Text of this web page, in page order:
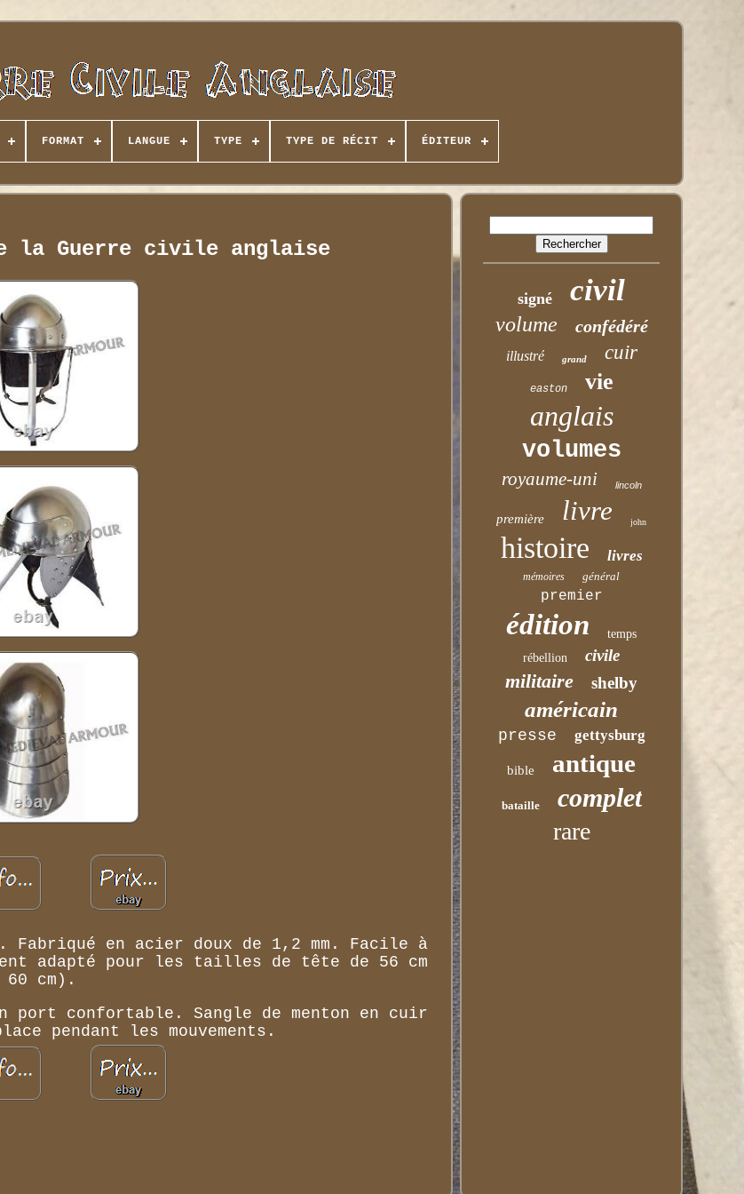
FORMAT LANGUE TYPE TYPE DE RÉCIT ÉDITEUR
la Guerre civile anglaise
en acier doux de 1,2 mm. Facile à
adapté pour les tailles de tête de 56 cm
60 cm).
confortable. Sangle de menton en cuir
pendant les mouvements.
signé civil
volume confédéré
illustré grand cuir
easton vie
anglais
volumes
royaume-uni lincoln
première livre john
histoire livres
mémoires général
premier
édition
temps
rébellion
civile
militaire shelby
américain
presse gettysburg
bible antique
bataille complet
rare